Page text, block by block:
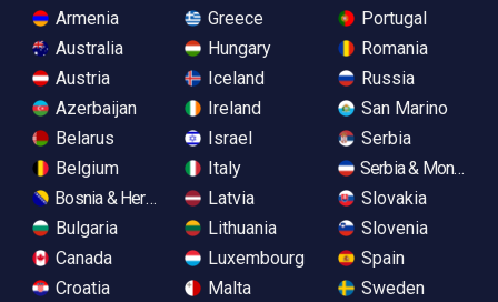
Armenia
Australia
Austria
Azerbaijan
Belarus
Belgium
Bosnia & Herzegovina
Bulgaria
Canada
Croatia
Greece
Hungary
Iceland
Ireland
Israel
Italy
Latvia
Lithuania
Luxembourg
Malta
Portugal
Romania
Russia
San Marino
Serbia
Serbia &
Slovakia
Slovenia
Spain
Sweden